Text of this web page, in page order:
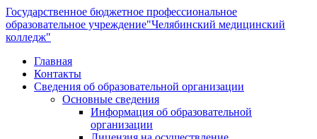
Государственное бюджетное профессиональное
образовательное учреждение"Челябинский медицинский
колледж"
Главная
Контакты
Сведения об образовательной организации
Основные сведения
Информация об образовательной
организации